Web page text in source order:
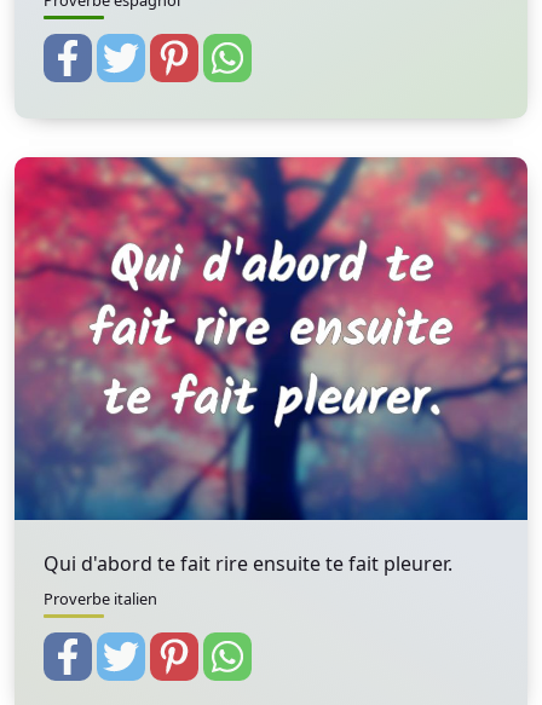
Qui d'abord te fait rire ensuite te fait pleurer.
Proverbe italien